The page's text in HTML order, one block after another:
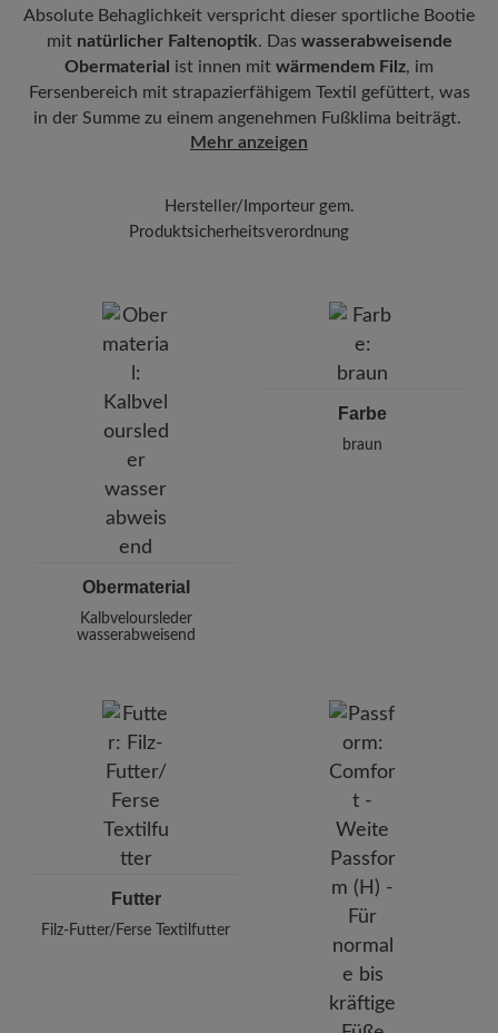
Gummiprofil kombiniert geringes Gewicht und hohe
Strapazierfähigkeit.
Herausnehmbares Fußbett:Stützendes 6 mm Kork-Latex-Fußbett
mit Lederbezug sorgt für eine optimale Dämpfung und
hervorragende Atmungsaktivität.
Atmungsaktiv
Deutschland verlassen hat, erhalten Sie eine Versandbestätigung.
Mit der beigefügten Sendungsnummer können Sie genau
nachverfolgen, wo sich Ihr neues BÄR Lieblingsstück gerade
befindet.
Absolute Behaglichkeit verspricht dieser sportliche Bootie
mit natürlicher Faltenoptik. Das wasserabweisende
Obermaterial ist innen mit wärmendem Filz, im
Fersenbereich mit strapazierfähigem Textil gefüttert, was
in der Summe zu einem angenehmen Fußklima beiträgt.
Mehr anzeigen
Hersteller/Importeur gem.
Produktsicherheitsverordnung
Pleidelsheimer Str. 15/1, 74321 Bietigheim-Bissingen,
E-mail:
kundenbetreuung@baer-schuhe.de
Obermaterial
Kalbveloursleder
wasserabweisend
Farbe
braun
Futter
Filz-Futter/Ferse Textilfutter